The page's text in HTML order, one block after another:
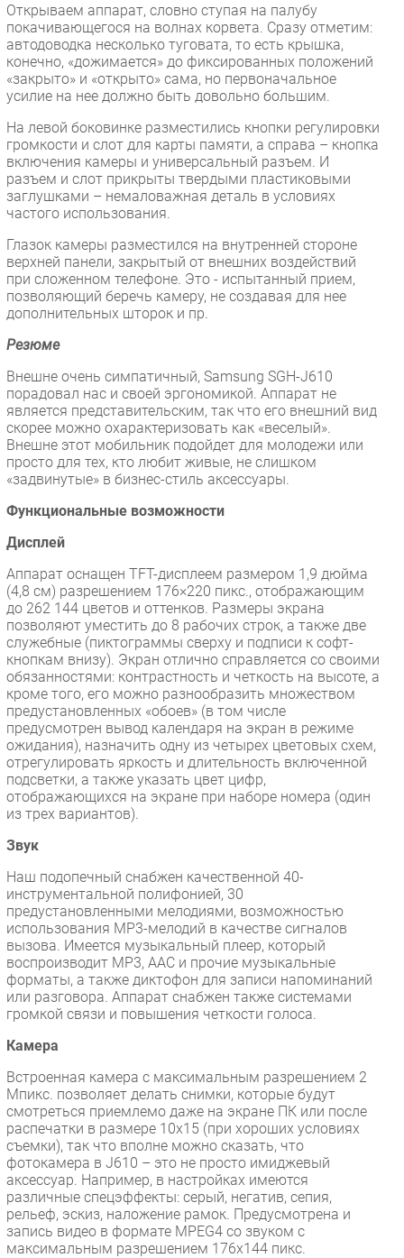
Открываем аппарат, словно ступая на палубу
покачивающегося на волнах корвета. Сразу отметим:
автодоводка несколько туговата, то есть крышка,
конечно, «дожимается» до фиксированных положений
«закрыто» и «открыто» сама, но первоначальное
усилие на нее должно быть довольно большим.
На левой боковинке разместились кнопки регулировки
громкости и слот для карты памяти, а справа – кнопка
включения камеры и универсальный разъем. И
разъем и слот прикрыты твердыми пластиковыми
заглушками – немаловажная деталь в условиях
частого использования.
Глазок камеры разместился на внутренней стороне
верхней панели, закрытый от внешних воздействий
при сложенном телефоне. Это - испытанный прием,
позволяющий беречь камеру, не создавая для нее
дополнительных шторок и пр.
Резюме
Внешне очень симпатичный, Samsung SGH-J610
порадовал нас и своей эргономикой. Аппарат не
является представительским, так что его внешний вид
скорее можно охарактеризовать как «веселый».
Внешне этот мобильник подойдет для молодежи или
просто для тех, кто любит живые, не слишком
«задвинутые» в бизнес-стиль аксессуары.
Функциональные возможности
Дисплей
Аппарат оснащен TFT-дисплеем размером 1,9 дюйма
(4,8 см) разрешением 176×220 пикс., отображающим
до 262 144 цветов и оттенков. Размеры экрана
позволяют уместить до 8 рабочих строк, а также две
служебные (пиктограммы сверху и подписи к софт-
кнопкам внизу). Экран отлично справляется со своими
обязанностями: контрастность и четкость на высоте, а
кроме того, его можно разнообразить множеством
предустановленных «обоев» (в том числе
предусмотрен вывод календаря на экран в режиме
ожидания), назначить одну из четырех цветовых схем,
отрегулировать яркость и длительность включенной
подсветки, а также указать цвет цифр,
отображающихся на экране при наборе номера (один
из трех вариантов).
Звук
Наш подопечный снабжен качественной 40-
инструментальной полифонией, 30
предустановленными мелодиями, возможностью
использования МР3-мелодий в качестве сигналов
вызова. Имеется музыкальный плеер, который
воспроизводит MP3, AAC и прочие музыкальные
форматы, а также диктофон для записи напоминаний
или разговора. Аппарат снабжен также системами
громкой связи и повышения четкости голоса.
Камера
Встроенная камера с максимальным разрешением 2
Мпикс. позволяет делать снимки, которые будут
смотреться приемлемо даже на экране ПК или после
распечатки в размере 10х15 (при хороших условиях
съемки), так что вполне можно сказать, что
фотокамера в J610 – это не просто имиджевый
аксессуар. Например, в настройках имеются
различные спецэффекты: серый, негатив, сепия,
рельеф, эскиз, наложение рамок. Предусмотрена и
запись видео в формате MPEG4 со звуком с
максимальным разрешением 176х144 пикс.